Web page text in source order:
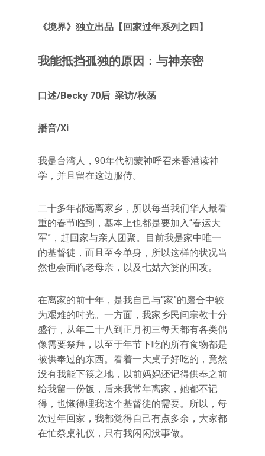
《境界》独立出品【回家过年系列之四】
我能抵挡孤独的原因：与神亲密
口述/Becky 70后 采访/秋菡
播音/Xi
我是台湾人，90年代初蒙神呼召来香港读神
学，并且留在这边服侍。
二十多年都远离家乡，所以每当我们华人最看
重的春节临到，基本上也都是要加入“春运大
军”，赶回家与亲人团聚。目前我是家中唯一
的基督徒，而且至今单身，所以这样的状况当
然也会面临老母亲，以及七姑六婆的围攻。
在离家的前十年，是我自己与“家”的磨合中较
为艰难的时光。一方面，我家乡民间宗教十分
盛行，从年二十八到正月初三每天都有各类偶
像需要祭拜，以至于年节下吃的所有食物都是
被供奉过的东西。看着一大桌子好吃的，竟然
没有我能下筷之地，以前妈妈还记得供奉之前
给我留一份饭，后来我常年离家，她都不记
得，也懒得理我这个基督徒的需要。所以，每
次过年回家，我都觉得自己有点多余，大家都
在忙祭桌礼仪，只有我闲闲没事做。